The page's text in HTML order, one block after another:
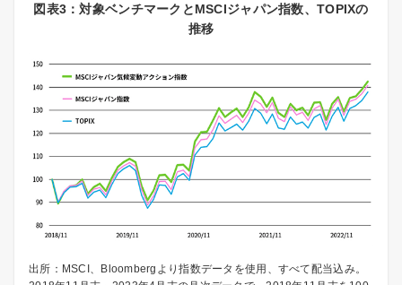
図表3：対象ベンチマークとMSCIジャパン指数、TOPIXの
推移
出所：MSCI、Bloombergより指数データを使用、すべて配当込み。